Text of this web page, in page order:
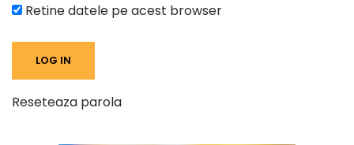
Retine datele pe acest browser
Reseteaza parola